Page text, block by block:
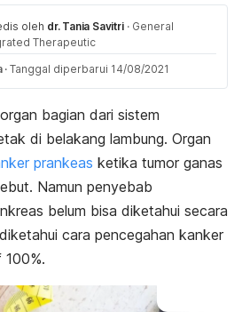
oleh dr. Tania Savitri · General
Therapeutic
· Tanggal diperbarui 14/08/2021
bagian dari sistem
di belakang lambung. Organ
prankeas ketika tumor ganas
Namun penyebab
belum bisa diketahui secara
cara pencegahan kanker